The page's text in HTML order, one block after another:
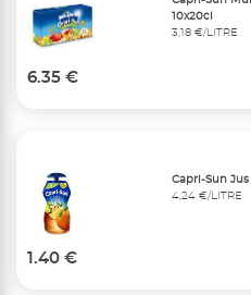
10x20cl
3,18 €/LITRE
6.35 €
Capri-Sun
4,24 €/LITRE
1.40 €